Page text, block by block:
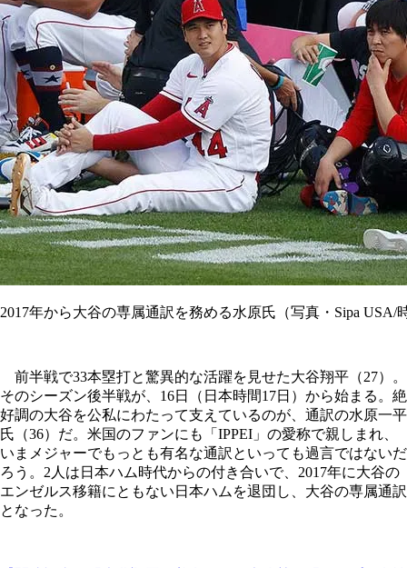
2017年から大谷の専属通訳を務める水原氏（写真・Sipa USA/
前半戦で33本塁打と驚異的な活躍を見せた大谷翔平（27）。
そのシーズン後半戦が、16日（日本時間17日）から始まる。絶
好調の大谷を公私にわたって支えているのが、通訳の水原一平
氏（36）だ。米国のファンにも「IPPEI」の愛称で親しまれ、
いまメジャーでもっとも有名な通訳といっても過言ではないだ
ろう。2人は日本ハム時代からの付き合いで、2017年に大谷の
エンゼルス移籍にともない日本ハムを退団し、大谷の専属通訳
となった。